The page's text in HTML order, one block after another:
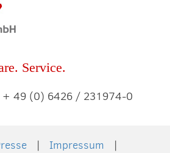
Service.
+ 49 (0) 6426 / 231974-0
Impressum